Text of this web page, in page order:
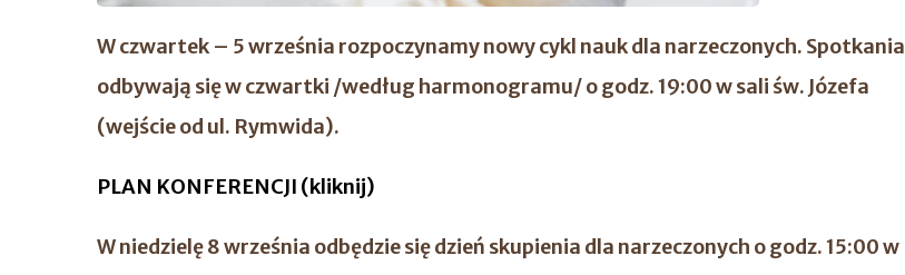
W czwartek – 5 września rozpoczynamy nowy cykl nauk dla narzeczonych. Spotkania
odbywają się w czwartki /według harmonogramu/ o godz. 19:00 w sali św. Józefa
(wejście od ul. Rymwida).
PLAN KONFERENCJI (kliknij)
W niedzielę 8 września odbędzie się dzień skupienia dla narzeczonych o godz. 15:00 w